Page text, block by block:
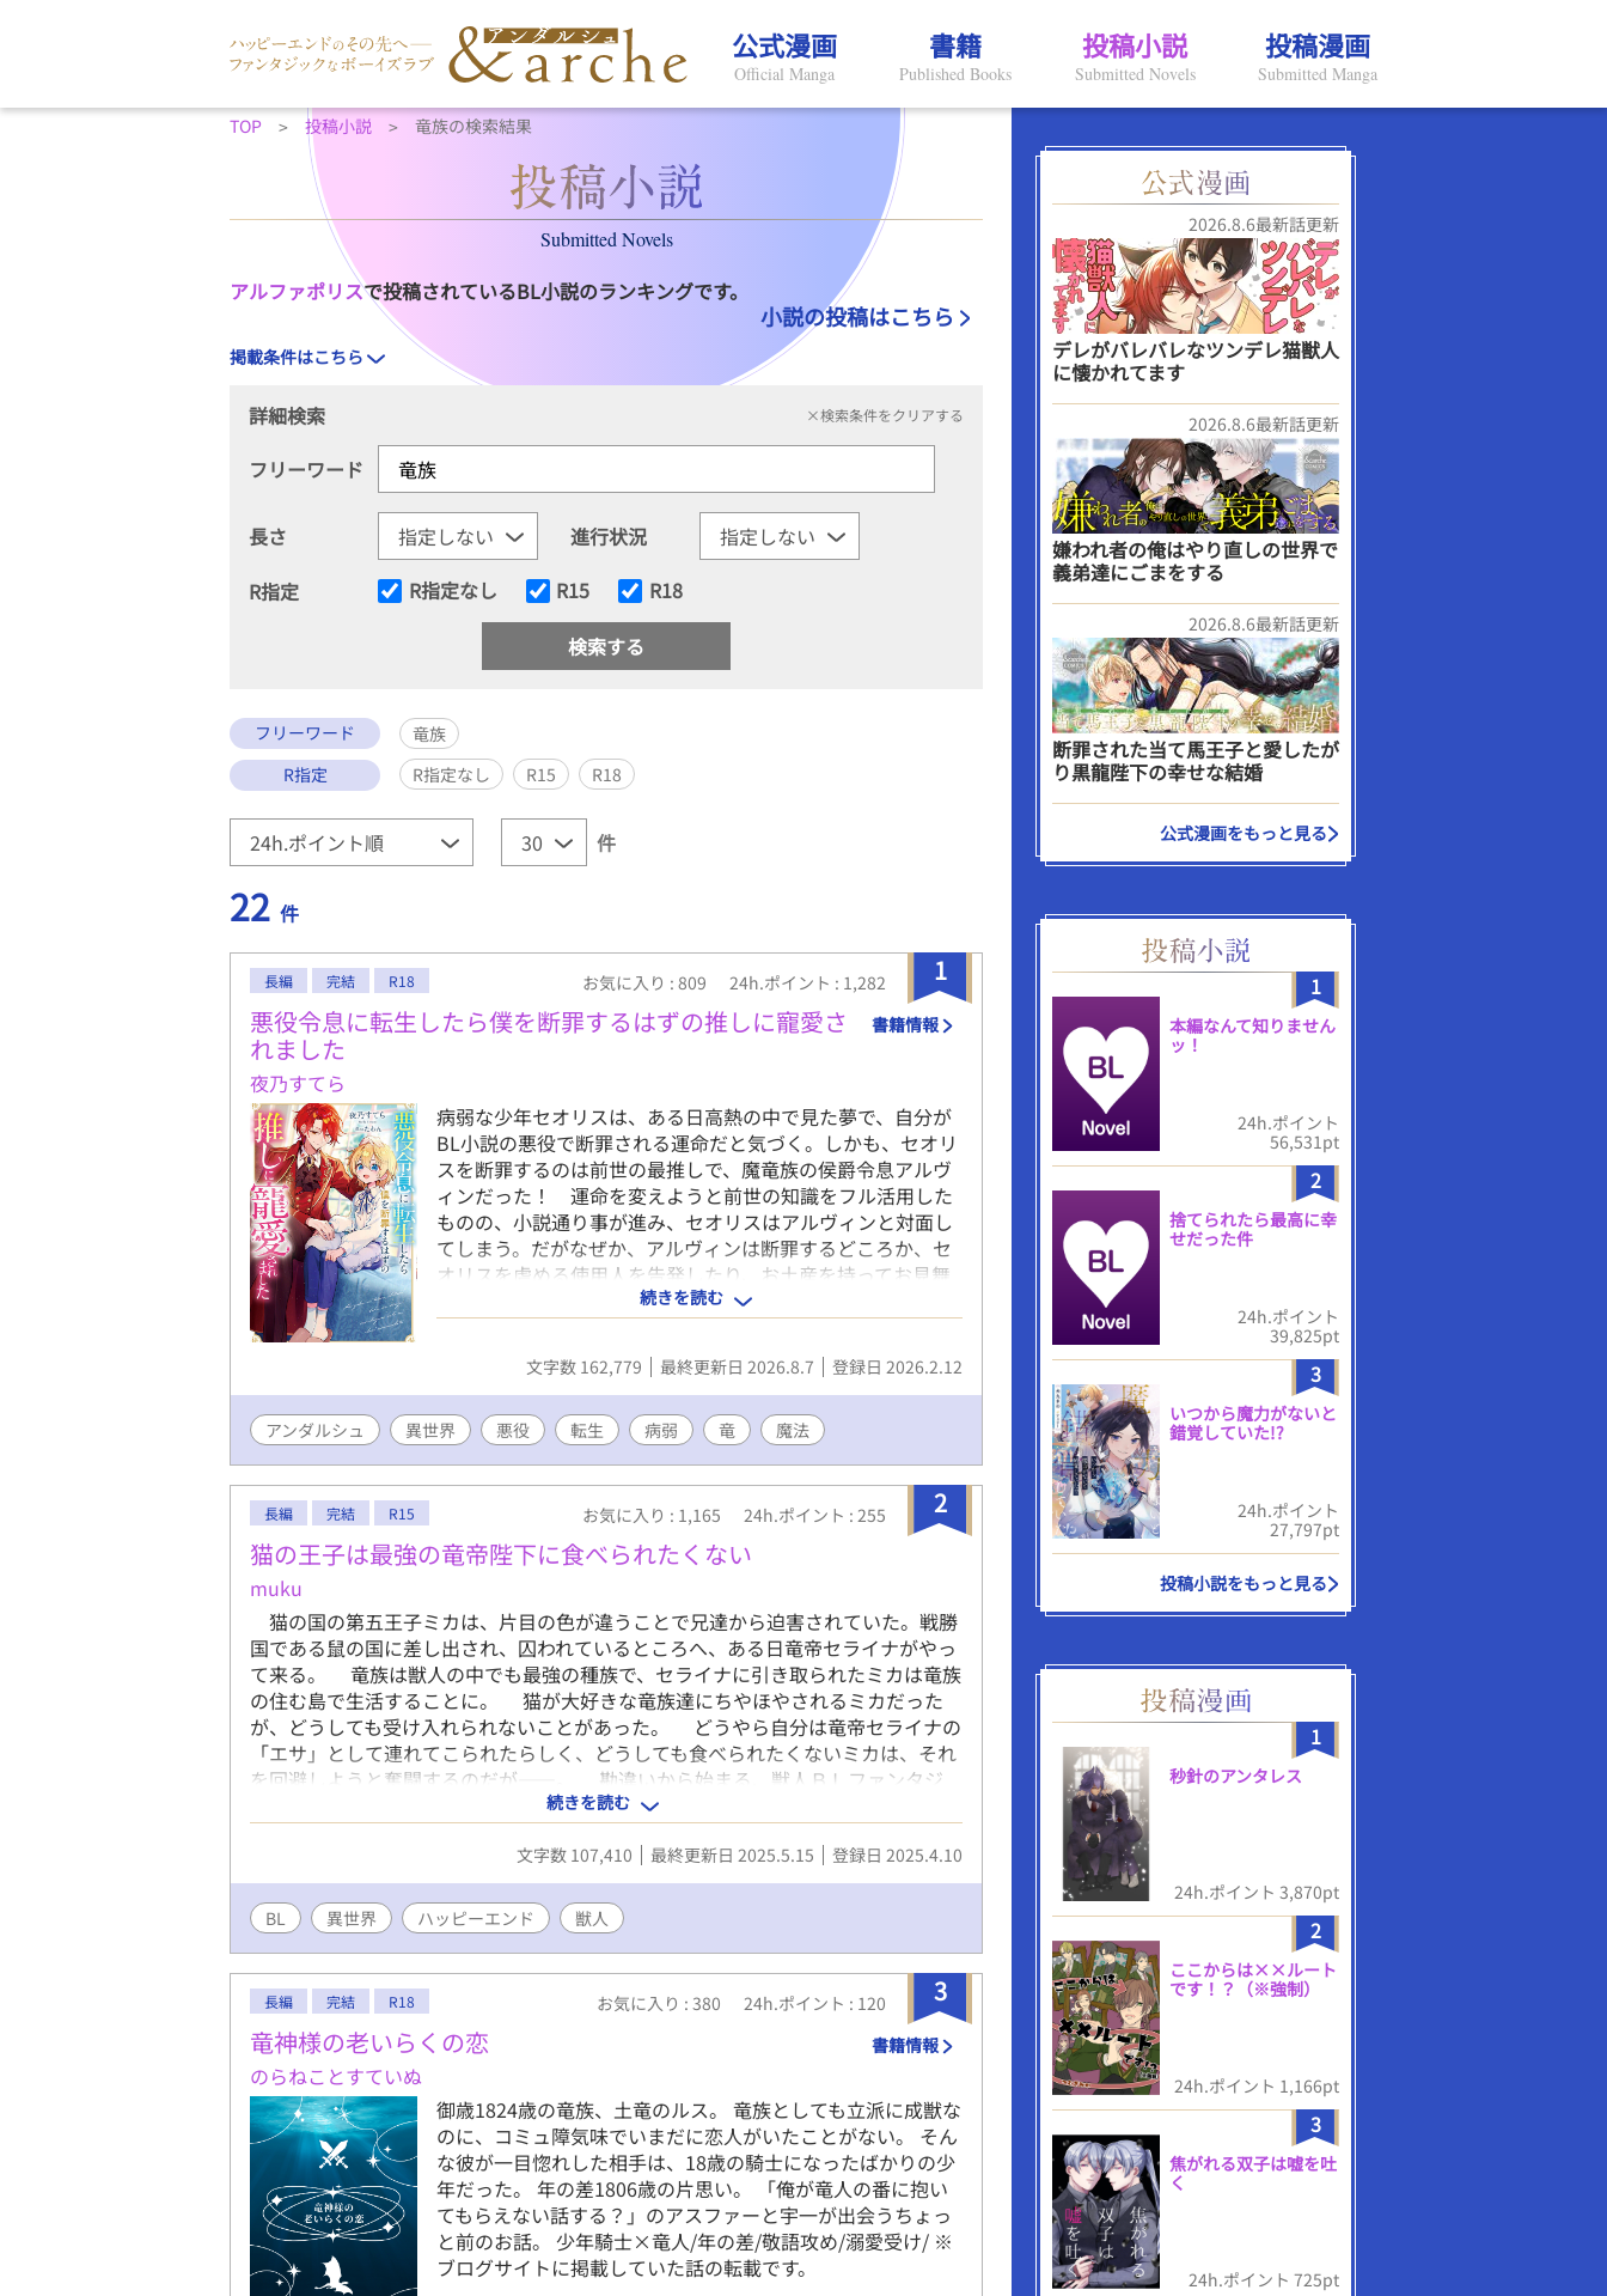
公式漫画
Official Manga
書籍
Published Books
投稿小説
Submitted Novels
投稿漫画
Submitted Manga
TOP 投稿小説 竜族の検索結果
Submitted Novels
アルファポリスで投稿されているBL小説のランキングです。
小説の投稿はこちら
掲載条件はこちら
詳細検索 ×検索条件をクリアする
フリーワード
長さ
進行状況
R指定
R指定なし R15 R18
フリーワード
竜族
R指定
R指定なし R15 R18
件
22 件
1
長編 完結 R18 お気に入り : 809 24h.ポイント : 1,282
悪役令息に転生したら僕を断罪するはずの推しに寵愛さ
れました
夜乃すてら
書籍情報
病弱な少年セオリスは、ある日高熱の中で見た夢で、自分が
BL小説の悪役で断罪される運命だと気づく。しかも、セオリ
スを断罪するのは前世の最推しで、魔竜族の侯爵令息アルヴ
ィンだった！ 運命を変えようと前世の知識をフル活用した
ものの、小説通り事が進み、セオリスはアルヴィンと対面し
てしまう。だがなぜか、アルヴィンは断罪するどころか、セ
オリスを虐める使用人を告発したり、お土産を持ってお見舞
いに来たりと、何かとセオリスを気にかけてくれて…!? 推
しに愛でられ、守られる幸せいっぱいの転生生活、開幕！
続きを読む
文字数 162,779 最終更新日 2026.8.7 登録日 2026.2.12
アンダルシュ 異世界 悪役 転生 病弱 竜 魔法
2
長編 完結 R15 お気に入り : 1,165 24h.ポイント : 255
猫の王子は最強の竜帝陛下に食べられたくない
muku
猫の国の第五王子ミカは、片目の色が違うことで兄達から迫害されていた。戦勝
国である鼠の国に差し出され、囚われているところへ、ある日竜帝セライナがやっ
て来る。 竜族は獣人の中でも最強の種族で、セライナに引き取られたミカは竜族
の住む島で生活することに。 猫が大好きな竜族達にちやほやされるミカだった
が、どうしても受け入れられないことがあった。 どうやら自分は竜帝セライナの
「エサ」として連れてこられたらしく、どうしても食べられたくないミカは、それ
を回避しようと奮闘するのだが――。 勘違いから始まる、獣人ＢＬファンタジ
続きを読む
文字数 107,410 最終更新日 2025.5.15 登録日 2025.4.10
BL 異世界 ハッピーエンド 獣人
3
長編 完結 R18 お気に入り : 380 24h.ポイント : 120
竜神様の老いらくの恋
のらねことすていぬ
書籍情報
御歳1824歳の竜族、土竜のルス。 竜族としても立派に成獣な
のに、コミュ障気味でいまだに恋人がいたことがない。 そん
な彼が一目惚れした相手は、18歳の騎士になったばかりの少
年だった。 年の差1806歳の片思い。 「俺が竜人の番に抱い
てもらえない話する？」のアスファーと宇一が出会うちょっ
と前のお話。 少年騎士×竜人/年の差/敬語攻め/溺愛受け/ ※
ブログサイトに掲載していた話の転載です。
2026.8.6最新話更新
デレがバレバレなツンデレ猫獣人
に懐かれてます
2026.8.6最新話更新
嫌われ者の俺はやり直しの世界で
義弟達にごまをする
2026.8.6最新話更新
断罪された当て馬王子と愛したが
り黒龍陛下の幸せな結婚
公式漫画をもっと見る
1
本編なんて知りません
ッ！
24h.ポイント
56,531pt
2
捨てられたら最高に幸
せだった件
24h.ポイント
39,825pt
3
いつから魔力がないと
錯覚していた!?
24h.ポイント
27,797pt
投稿小説をもっと見る
1
秒針のアンタレス
24h.ポイント 3,870pt
2
ここからは××ルート
です！？（※強制）
24h.ポイント 1,166pt
3
焦がれる双子は嘘を吐
く
24h.ポイント 725pt